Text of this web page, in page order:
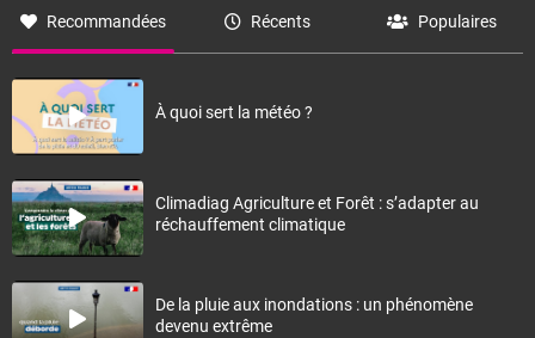
Recommandées Récents Populaires
À quoi sert la météo ?
Climadiag Agriculture et Forêt : s’adapter au
réchauffement climatique
De la pluie aux inondations : un phénomène
devenu extrême